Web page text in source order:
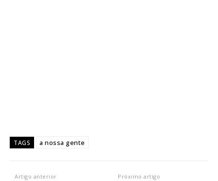
TAGS a nossa gente
Artigo anterior Próximo artigo